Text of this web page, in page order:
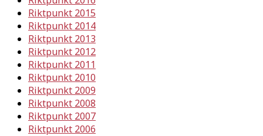
Riktpunkt 2015
Riktpunkt 2014
Riktpunkt 2013
Riktpunkt 2012
Riktpunkt 2011
Riktpunkt 2010
Riktpunkt 2009
Riktpunkt 2008
Riktpunkt 2007
Riktpunkt 2006